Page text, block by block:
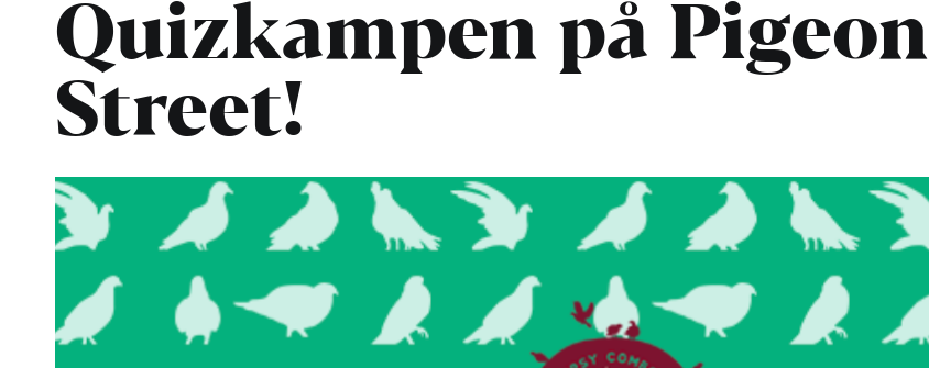
Quizkampen på Pigeon
Street!